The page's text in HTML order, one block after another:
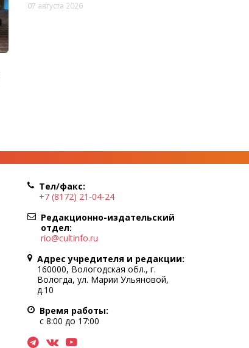
07 августа 2026
Тел/факс:
+7 (8172) 21-04-24
Редакционно-издательский
отдел:
rio@cultinfo.ru
Адрес учредителя и редакции:
160000, Вологодская обл., г.
Вологда, ул. Марии Ульяновой,
д.10
Время работы:
с 8:00 до 17:00